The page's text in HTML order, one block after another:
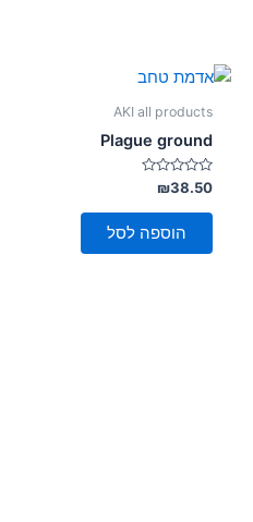
AKI all products
Plague ground
דורג
0
מתוך
₪38.50
הוספה לסל